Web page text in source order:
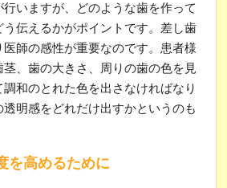
いますが、どのような歯を作って
伝えるかがポイントです。差し歯
医師の感性が重要なのです。患者様
、歯の大きさ、周りの歯の色を見
和のとれた色を出さなければなり
透明感をどれだけ出すかというのも
を高めるために